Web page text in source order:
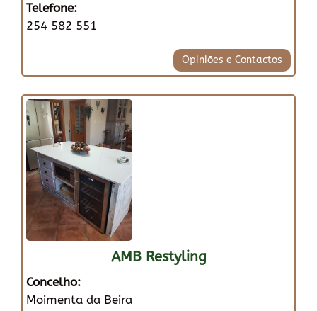
Telefone:
254 582 551
Opiniões e Contactos
AMB Restyling
Concelho:
Moimenta da Beira